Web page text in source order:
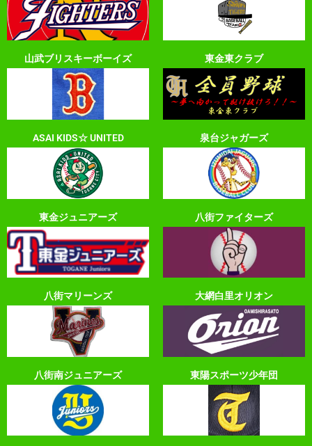
山武ブリスキーボーイズ 東金東クラブ
ASAI KIDS☆ UNITED 泉台ジャガーズ
東金ジュニアーズ 八街ファイターズ
八街マリーンズ 大網白里オリオン
八街南ジュニアーズ 東陽スポーツ少年団